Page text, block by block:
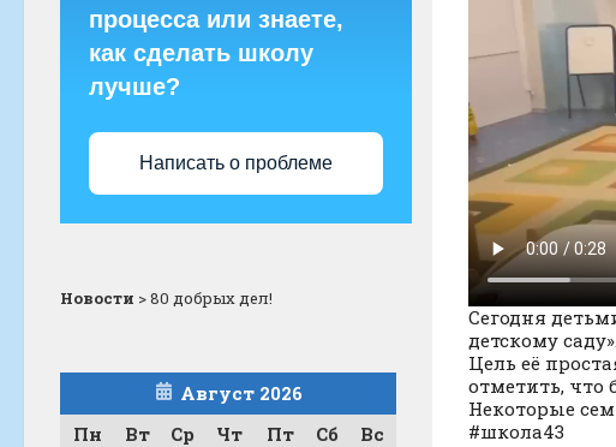
Сегодня
детскому
Цель её
отметить, что
Некоторые
#школа43
процесса или знаете,
как сделать школу
лучше?
Написать о проблеме
Новости >80 добрых дел!
Август 2026
Пн
Вт Ср Чт Пт Сб
Вс